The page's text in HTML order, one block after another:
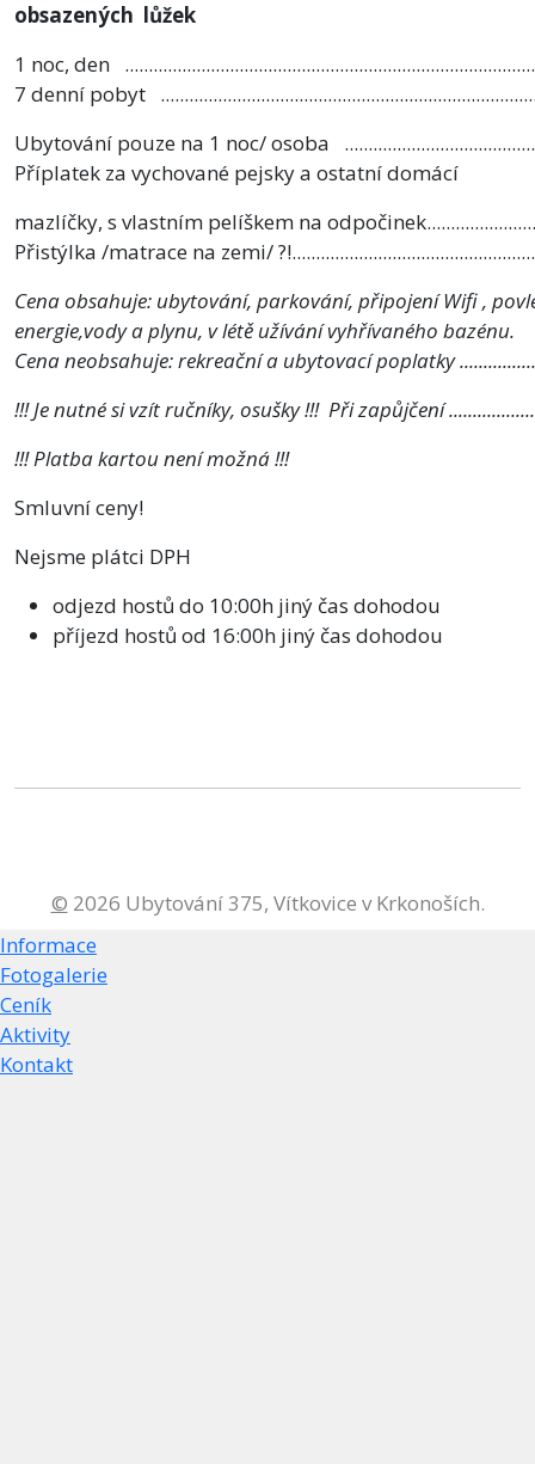
obsazených lůžek
1 noc, den
7 denní pobyt
Ubytování pouze na 1 noc/ osoba
Příplatek za vychované pejsky a ostatní domácí
mazlíčky, s vlastním pelíškem na
Přistýlka /matrace na zemi/
Cena obsahuje: ubytování, parkování, připojení Wifi ,
energie,vody a plynu, v létě užívání vyhřívaného bazénu.
Cena neobsahuje: rekreační a ubytovací poplatky
!!! Je nutné si vzít ručníky, osušky !!! Při zapůjčení
!!! Platba kartou není možná !!!
Smluvní ceny!
Nejsme plátci DPH
odjezd hostů do 10:00h jiný čas dohodou
příjezd hostů od 16:00h jiný čas dohodou
© 2026 Ubytování 375, Vítkovice v Krkonoších.
Informace
Fotogalerie
Ceník
Aktivity
Kontakt